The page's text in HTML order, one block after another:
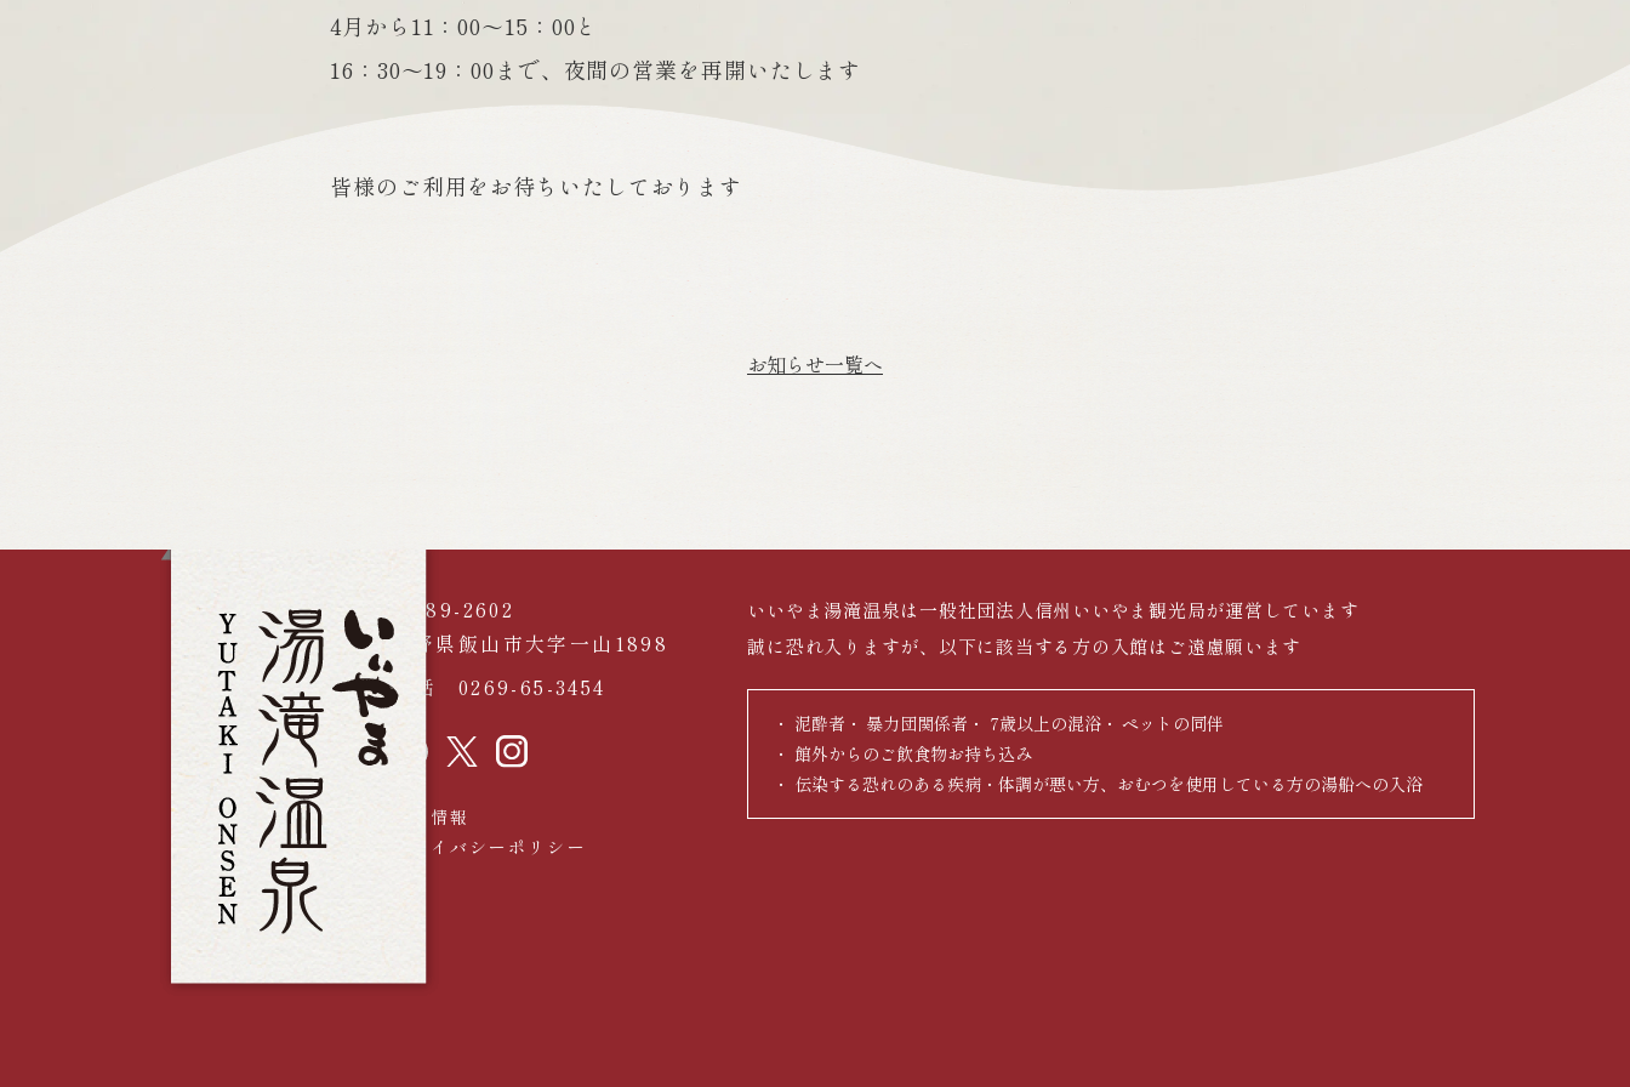
4月から11：00～15：00と
16：30～19：00まで、夜間の営業を再開いたします
皆様のご利用をお待ちいたしております
お知らせ一覧へ
〒389-2602
長野県飯山市大字一山1898
電話 0269-65-3454
採用情報
プライバシーポリシー
いいやま湯滝温泉は一般社団法人信州いいやま観光局が運営しています
誠に恐れ入りますが、以下に該当する方の入館はご遠慮願います
泥酔者 暴力団関係者 7歳以上の混浴
ペットの同伴
館外からのご飲食物お持ち込み
伝染する恐れのある疾病・体調が悪い方、おむつを使用している方の湯船への入浴